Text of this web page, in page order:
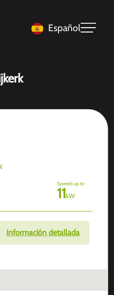
Español
Speeds up to
11kW
Información detallada